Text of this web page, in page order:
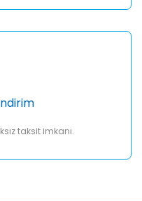
taksit imkanı.